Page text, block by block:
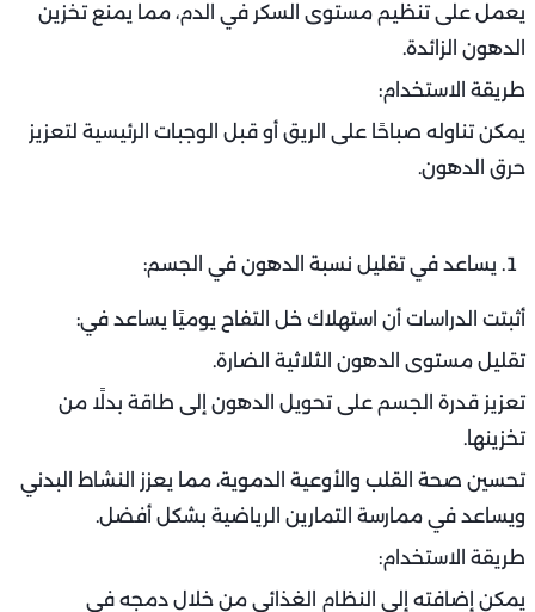
يعمل على تنظيم مستوى السكر في الدم، مما يمنع تخزين
الدهون الزائدة.
طريقة الاستخدام:
يمكن تناوله صباحًا على الريق أو قبل الوجبات الرئيسية لتعزيز
حرق الدهون.
يساعد في تقليل نسبة الدهون في الجسم:
أثبتت الدراسات أن استهلاك خل التفاح يوميًا يساعد في:
تقليل مستوى الدهون الثلاثية الضارة.
تعزيز قدرة الجسم على تحويل الدهون إلى طاقة بدلًا من
تخزينها.
تحسين صحة القلب والأوعية الدموية، مما يعزز النشاط البدني
ويساعد في ممارسة التمارين الرياضية بشكل أفضل.
طريقة الاستخدام:
يمكن إضافته إلى النظام الغذائي من خلال دمجه في